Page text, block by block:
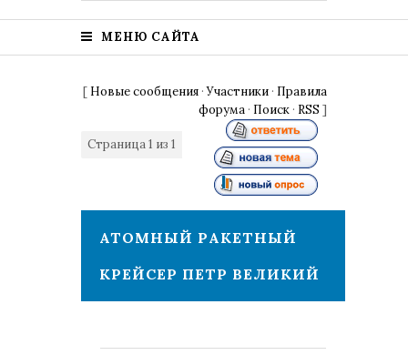
МЕНЮ САЙТА
[ Новые сообщения ·Участники · Правила
форума · Поиск · RSS ]
Страница1 из 1
АТОМНЫЙ РАКЕТНЫЙ
КРЕЙСЕР ПЕТР ВЕЛИКИЙ